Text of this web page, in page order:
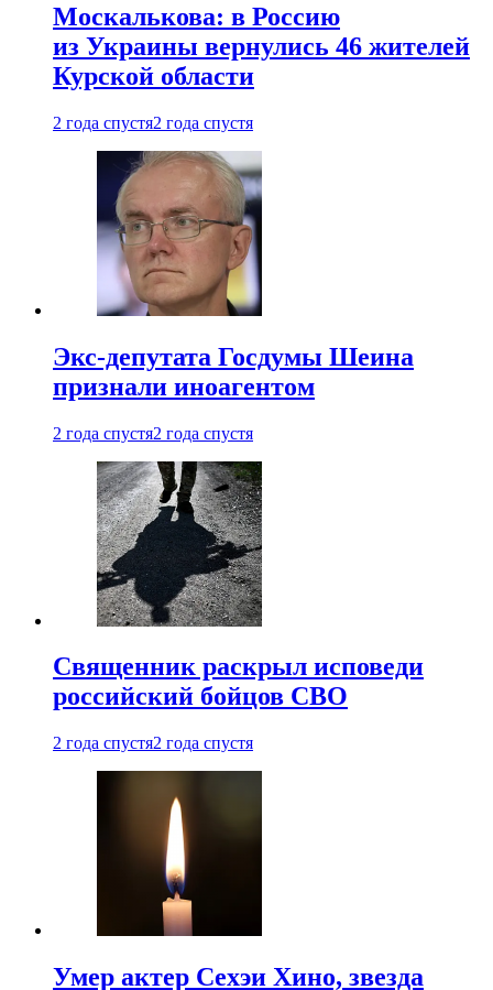
Москалькова: в Россию
из Украины вернулись 46 жителей
Курской области
2 года спустя2 года спустя
Экс-депутата Госдумы Шеина
признали иноагентом
2 года спустя2 года спустя
Священник раскрыл исповеди
российский бойцов СВО
2 года спустя2 года спустя
Умер актер Сехэи Хино, звезда